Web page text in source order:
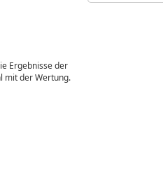
Ergebnisse der
mit der Wertung.